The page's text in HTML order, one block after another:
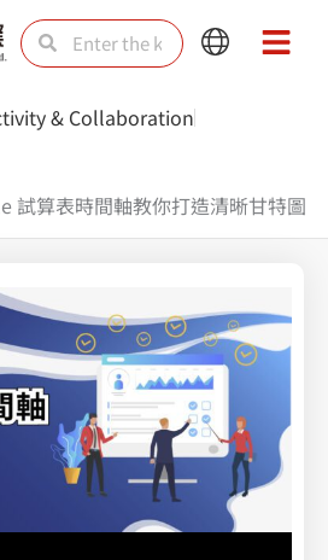
SearchSearch
Main
Main
& Collaboration
試算表時間軸教你打造清晰甘特圖